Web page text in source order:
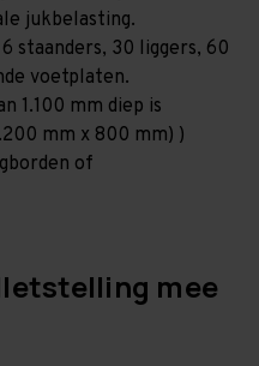
jukbelasting.
staanders, 30 liggers, 60
voetplaten.
1.100 mm diep is
mm x 800 mm) )
of
mee